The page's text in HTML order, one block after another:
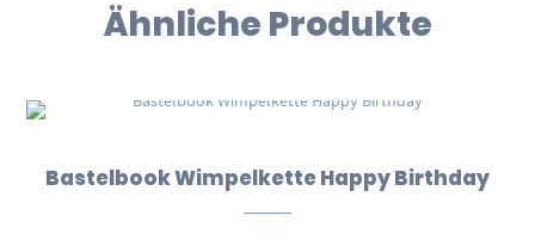
Ähnliche Produkte
Bastelbook Wimpelkette Happy Birthday